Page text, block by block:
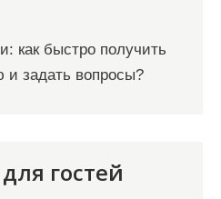
как быстро получить
задать вопросы?
гостей